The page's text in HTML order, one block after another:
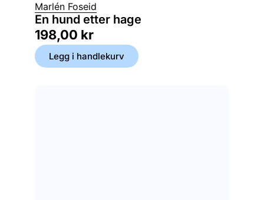
Marlén Foseid
En hund etter hage
198,00 kr
Legg i handlekurv